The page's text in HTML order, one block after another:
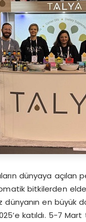
dünyaya
bitkilerden
dünyanın en
katıldı. 5-7